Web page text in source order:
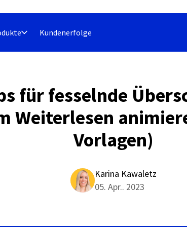
Kundenerfolge
für fesselnde
Weiterlesen
Vorlagen)
Karina Kawaletz
05. Apr.. 2023